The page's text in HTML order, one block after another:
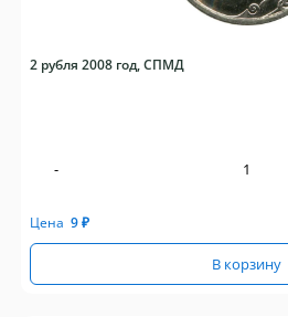
2 рубля 2008 год, СПМД
-
Цена 9₽
В корзину